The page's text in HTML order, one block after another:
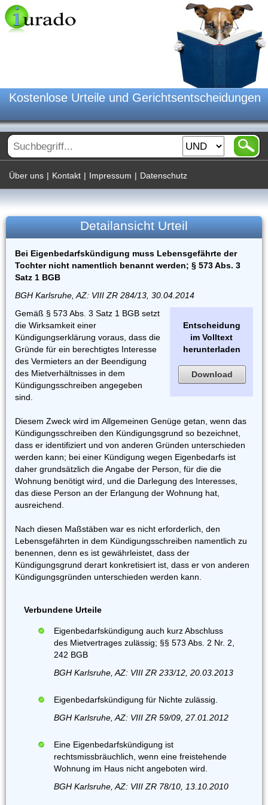
Kostenlose Urteile und Gerichtsentscheidungen
Über uns | Kontakt | Impressum | Datenschutz
Detailansicht Urteil
Bei Eigenbedarfskündigung muss Lebensgefährte der
Tochter nicht namentlich benannt werden; § 573 Abs. 3
Satz 1 BGB
BGH Karlsruhe, AZ: VIII ZR 284/13, 30.04.2014
Entscheidung
im Volltext
herunterladen
Download
Gemäß § 573 Abs. 3 Satz 1 BGB setzt
die Wirksamkeit einer
Kündigungserklärung voraus, dass die
Gründe für ein berechtigtes Interesse
des Vermieters an der Beendigung
des Mietverhältnisses in dem
Kündigungsschreiben angegeben
sind.
Diesem Zweck wird im Allgemeinen Genüge getan, wenn das
Kündigungsschreiben den Kündigungsgrund so bezeichnet,
dass er identifiziert und von anderen Gründen unterschieden
werden kann; bei einer Kündigung wegen Eigenbedarfs ist
daher grundsätzlich die Angabe der Person, für die die
Wohnung benötigt wird, und die Darlegung des Interesses,
das diese Person an der Erlangung der Wohnung hat,
ausreichend.
Nach diesen Maßstäben war es nicht erforderlich, den
Lebensgefährten in dem Kündigungsschreiben namentlich zu
benennen, denn es ist gewährleistet, dass der
Kündigungsgrund derart konkretisiert ist, dass er von anderen
Kündigungsgründen unterschieden werden kann.
Verbundene Urteile
Eigenbedarfskündigung auch kurz Abschluss
des Mietvertrages zulässig; §§ 573 Abs. 2 Nr. 2,
242 BGB
BGH Karlsruhe, AZ: VIII ZR 233/12, 20.03.2013
Eigenbedarfskündigung für Nichte zulässig.
BGH Karlsruhe, AZ: VIII ZR 59/09, 27.01.2012
Eine Eigenbedarfskündigung ist
rechtsmissbräuchlich, wenn eine freistehende
Wohnung im Haus nicht angeboten wird.
BGH Karlsruhe, AZ: VIII ZR 78/10, 13.10.2010